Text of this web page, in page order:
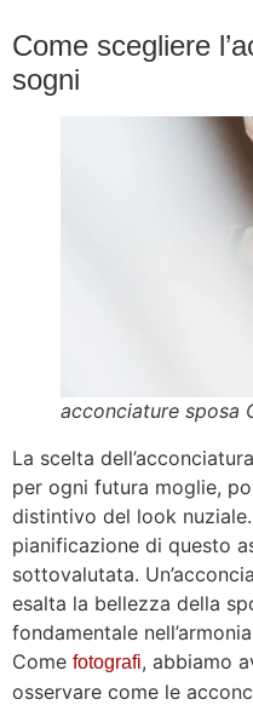
Come scegliere
sogni
acconciature sposa
La scelta
per ogni futura moglie,
distintivo del look
pianificazione di questo
sottovalutata.
esalta la bellezza della
fondamentale
Come fotografi, abbiamo
osservare come le